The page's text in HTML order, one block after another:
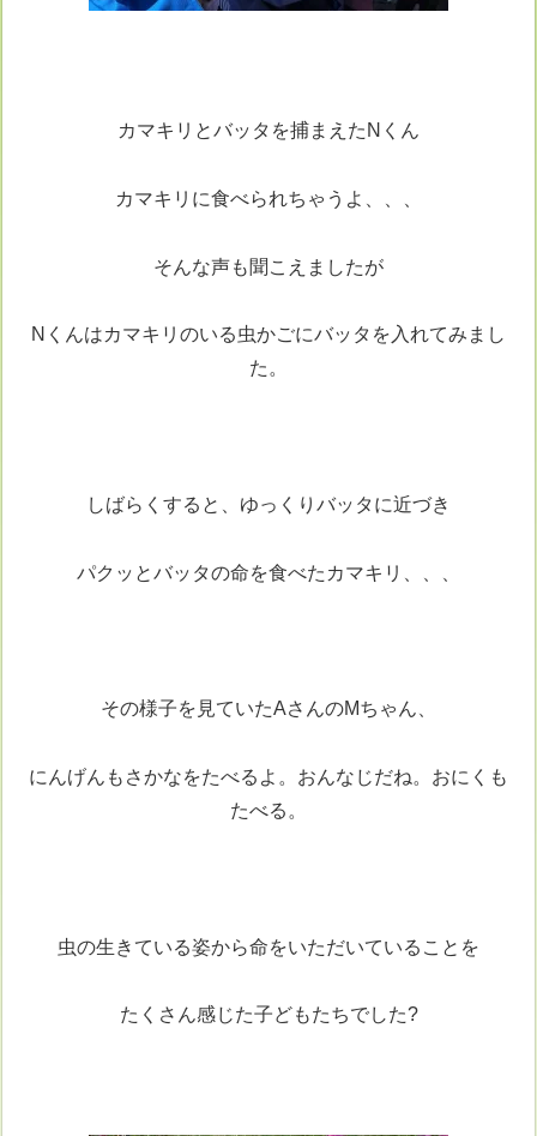
カマキリとバッタを捕まえたNくん
カマキリに食べられちゃうよ、、、
そんな声も聞こえましたが
Nくんはカマキリのいる虫かごにバッタを入れてみまし
た。
しばらくすると、ゆっくりバッタに近づき
パクッとバッタの命を食べたカマキリ、、、
その様子を見ていたAさんのMちゃん、
にんげんもさかなをたべるよ。おんなじだね。おにくも
たべる。
虫の生きている姿から命をいただいていることを
たくさん感じた子どもたちでした?